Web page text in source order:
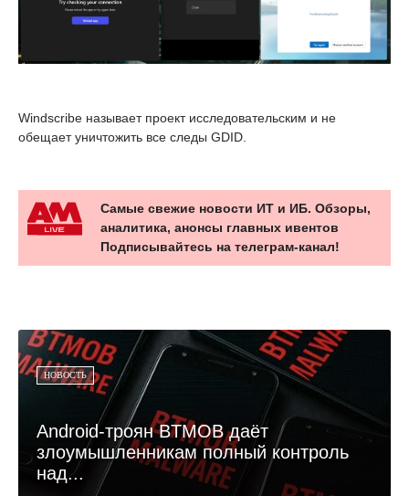
Windscribe называет проект исследовательским и не
обещает уничтожить все следы GDID.
Самые свежие новости ИТ и ИБ. Обзоры,
аналитика, анонсы главных ивентов
Подписывайтесь на телеграм-канал!
НОВОСТЬ
Android-троян BTMOB даёт
злоумышленникам полный контроль
над...